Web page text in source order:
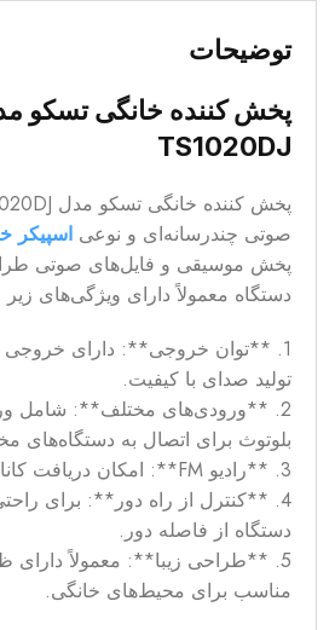
توضیحات
پخش کننده خانگی تسکو
TS1020DJ
صوتی چندرسانه‌ای و نوعی اسپیکر
پخش موسیقی و فایل‌های صوتی
دستگاه معمولاً دارای ویژگی‌های
1. **توان خروجی**: دارای
تولید صدای با کیفیت.
بلوتوث برای اتصال به دستگاه‌های
3. **رادیو FM**: امکان دریافت کانال‌های رادیویی.
4. **کنترل از راه دور**: برای
دستگاه از فاصله دور.
5. **طراحی زیبا**: معمولاً
مناسب برای محیط‌های خانگی.